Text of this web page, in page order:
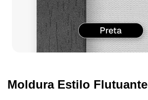
Moldura Estilo Flutuante